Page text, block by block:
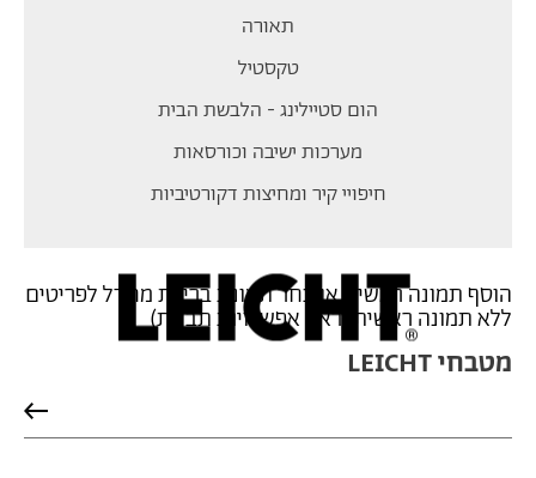
תאורה
טקסטיל
הום סטיילינג - הלבשת הבית
מערכות ישיבה וכורסאות
חיפויי קיר ומחיצות דקורטיביות
הוסף תמונה ראשית או בחר תמונת ברירת מחדל לפריטים
ללא תמונה ראשית (ראה אפשרויות תבנית)
מטבחי LEICHT